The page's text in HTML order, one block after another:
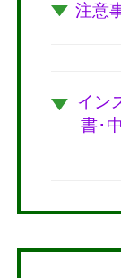
注意
イン
書･